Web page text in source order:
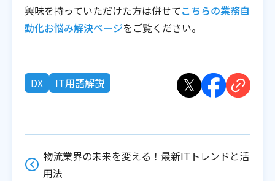
興味を持っていただけた方は併せてこちらの業務自
動化お悩み解決ページをご覧ください。
DX IT用語解説
物流業界の未来を変える！最新ITトレンドと活
用法